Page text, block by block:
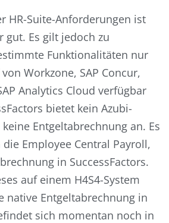
HR-Suite-Anforderungen ist
gut. Es gilt jedoch zu
Funktionalitäten nur
Workzone, SAP Concur,
Analytics Cloud verfügbar
bietet kein Azubi-
Entgeltabrechnung an. Es
Employee Central Payroll,
in SuccessFactors.
auf einem H4S4-System
native Entgeltabrechnung in
sich momentan noch in